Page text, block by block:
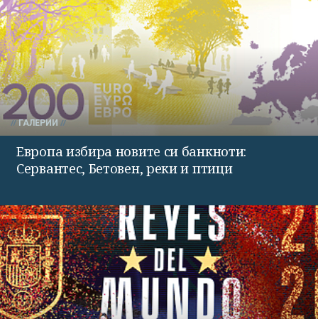
ГАЛЕРИИ
Европа избира новите си банкноти:
Сервантес, Бетовен, реки и птици